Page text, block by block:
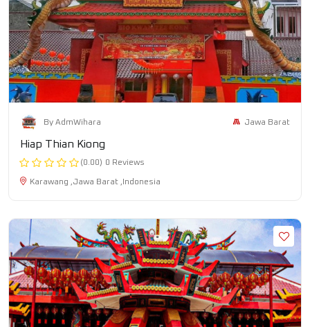
By AdmWihara Jawa Barat
Hiap Thian Kiong
(0.00) 0 Reviews
Karawang ,Jawa Barat ,Indonesia